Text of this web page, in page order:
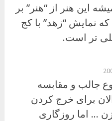
این هنر از “هنر” بر
که نمایش “زهد” با کج
تر است.
جالب و مقابسه
برای خرج کردن
… اما روزگاری